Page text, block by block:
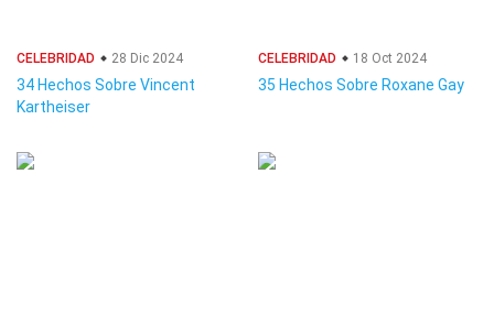
CELEBRIDAD 28 Dic 2024
34 Hechos Sobre Vincent
Kartheiser
CELEBRIDAD 18 Oct 2024
35 Hechos Sobre Roxane Gay